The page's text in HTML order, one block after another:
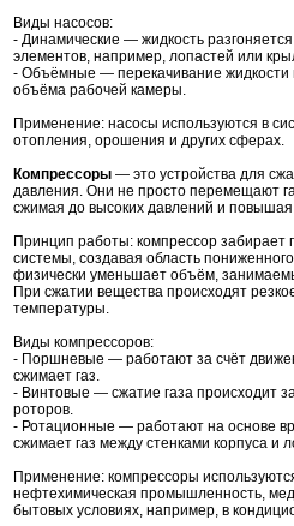
Виды насосов:
- Динамические — жидкость
элементов, например, лопастей или
- Объёмные — перекачивание жидкости
объёма рабочей камеры.
Применение: насосы используются в
отопления, орошения и других сферах.
Компрессоры — это устройства для
давления. Они не просто перемещают
сжимая до высоких давлений и повышая
Принцип работы: компрессор забирает
системы, создавая область
физически уменьшает объём,
При сжатии вещества происходят
температуры.
Виды компрессоров:
- Поршневые — работают за счёт
сжимает газ.
- Винтовые — сжатие газа происходит
роторов.
- Ротационные — работают на основе
сжимает газ между стенками корпуса и
Применение: компрессоры
нефтехимическая промышленность,
бытовых условиях, например, в